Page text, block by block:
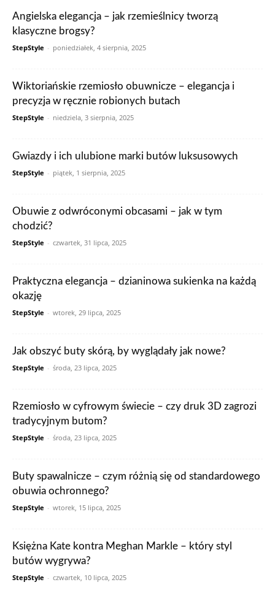
Angielska elegancja – jak rzemieślnicy tworzą
klasyczne brogsy?
StepStyle - poniedziałek, 4 sierpnia, 2025
Wiktoriańskie rzemiosło obuwnicze – elegancja i
precyzja w ręcznie robionych butach
StepStyle - niedziela, 3 sierpnia, 2025
Gwiazdy i ich ulubione marki butów luksusowych
StepStyle - piątek, 1 sierpnia, 2025
Obuwie z odwróconymi obcasami – jak w tym
chodzić?
StepStyle - czwartek, 31 lipca, 2025
Praktyczna elegancja – dzianinowa sukienka na każdą
okazję
StepStyle - wtorek, 29 lipca, 2025
Jak obszyć buty skórą, by wyglądały jak nowe?
StepStyle - środa, 23 lipca, 2025
Rzemiosło w cyfrowym świecie – czy druk 3D zagrozi
tradycyjnym butom?
StepStyle - środa, 23 lipca, 2025
Buty spawalnicze – czym różnią się od standardowego
obuwia ochronnego?
StepStyle - wtorek, 15 lipca, 2025
Księżna Kate kontra Meghan Markle – który styl
butów wygrywa?
StepStyle - czwartek, 10 lipca, 2025